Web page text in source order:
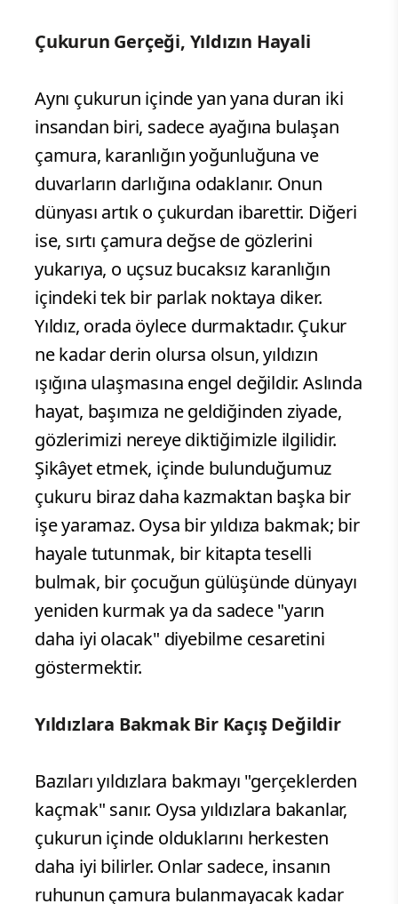
Çukurun Gerçeği, Yıldızın Hayali
Aynı çukurun içinde yan yana duran iki
insandan biri, sadece ayağına bulaşan
çamura, karanlığın yoğunluğuna ve
duvarların darlığına odaklanır. Onun
dünyası artık o çukurdan ibarettir. Diğeri
ise, sırtı çamura değse de gözlerini
yukarıya, o uçsuz bucaksız karanlığın
içindeki tek bir parlak noktaya diker.
Yıldız, orada öylece durmaktadır. Çukur
ne kadar derin olursa olsun, yıldızın
ışığına ulaşmasına engel değildir. Aslında
hayat, başımıza ne geldiğinden ziyade,
gözlerimizi nereye diktiğimizle ilgilidir.
Şikâyet etmek, içinde bulunduğumuz
çukuru biraz daha kazmaktan başka bir
işe yaramaz. Oysa bir yıldıza bakmak; bir
hayale tutunmak, bir kitapta teselli
bulmak, bir çocuğun gülüşünde dünyayı
yeniden kurmak ya da sadece "yarın
daha iyi olacak" diyebilme cesaretini
göstermektir.
Yıldızlara Bakmak Bir Kaçış Değildir
Bazıları yıldızlara bakmayı "gerçeklerden
kaçmak" sanır. Oysa yıldızlara bakanlar,
çukurun içinde olduklarını herkesten
daha iyi bilirler. Onlar sadece, insanın
ruhunun çamura bulanmayacak kadar